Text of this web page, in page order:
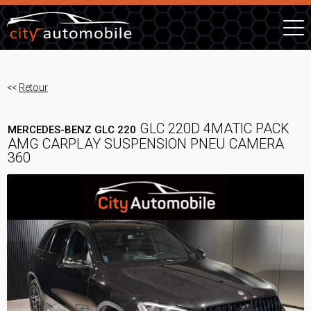
<< Retour
MERCEDES-BENZ GLC 220 GLC 220D 4MATIC PACK
AMG CARPLAY SUSPENSION PNEU CAMERA
360